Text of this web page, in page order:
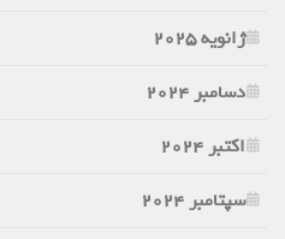
ژانویه 2025
دسامبر 2024
اکتبر 2024
سپتامبر 2024